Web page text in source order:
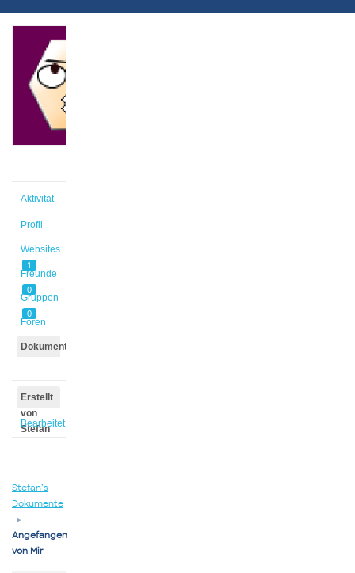
Aktivität
Profil
Websites
1
Freunde
0
Gruppen
0
Foren
Dokumente
Erstellt
von
Stefan
Bearbeitet
Stefan’s
Dokumente
▸
Angefangen
von Mir